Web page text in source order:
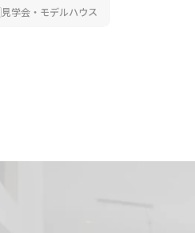
見学会・モデルハウス